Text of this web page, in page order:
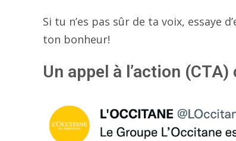
Si tu n’es pas sûr de ta voix, essaye
ton bonheur!
Un appel à l’action (CTA)